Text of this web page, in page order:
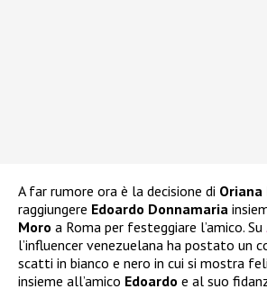
A far rumore ora è la decisione di
raggiungere Edoardo Donnamaria
Moro a Roma per festeggiare l’amico. Su
l’influencer venezuelana ha postato un
scatti in bianco e nero in cui si mostra
insieme all’amico Edoardo e al suo